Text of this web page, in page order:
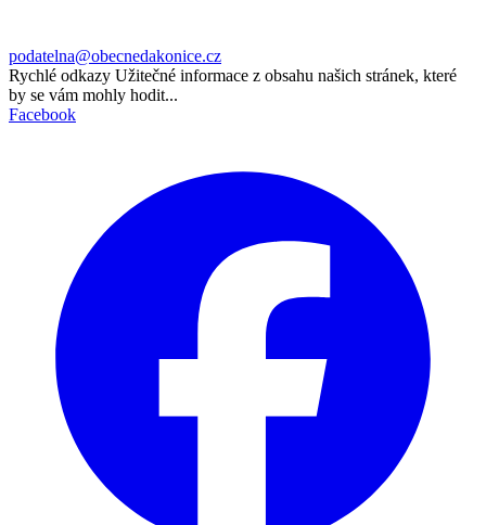
podatelna@obecnedakonice.cz
Rychlé odkazy Užitečné informace z obsahu našich stránek, které
by se vám mohly hodit...
Facebook